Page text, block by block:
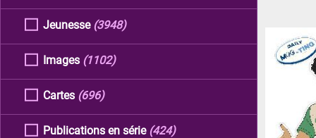
Jeunesse (3948)
Images (1102)
Cartes (696)
Publications en série (424)